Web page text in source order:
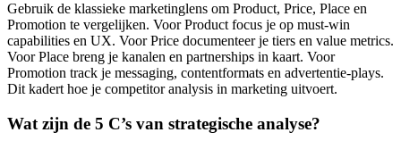
Gebruik de klassieke marketinglens om Product, Price, Place en
Promotion te vergelijken. Voor Product focus je op must-win
capabilities en UX. Voor Price documenteer je tiers en value metrics.
Voor Place breng je kanalen en partnerships in kaart. Voor
Promotion track je messaging, contentformats en advertentie-plays.
Dit kadert hoe je competitor analysis in marketing uitvoert.
Wat zijn de 5 C’s van strategische analyse?